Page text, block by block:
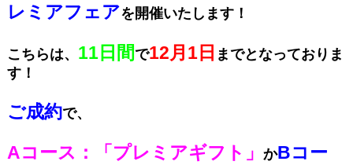
レミアフェアを開催いたします！
こちらは、 11日間 で12月1日 までとなっておりま
す！
ご成約で、
Aコース：「プレミアギフト」 かBコー